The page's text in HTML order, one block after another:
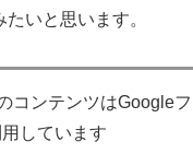
いと思います。
コンテンツはGoogle
しています